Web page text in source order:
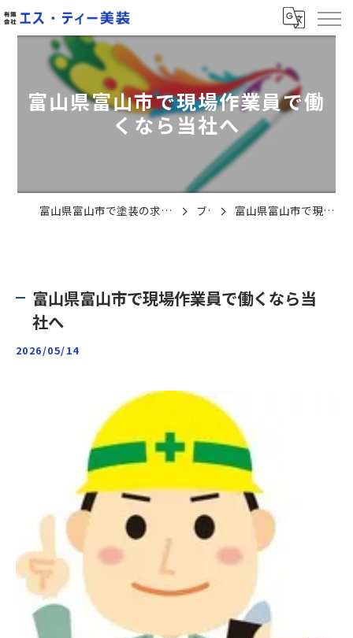
富山県富山市で現場作業員で働
くなら当社へ
富山県富山市で塗装の求人なら有限会社エス・ティー美装 ブログ 富山県富山市で現場作業員で働くなら当社へ
富山県富山市で現場作業員で働くなら当
社へ
2026/05/14